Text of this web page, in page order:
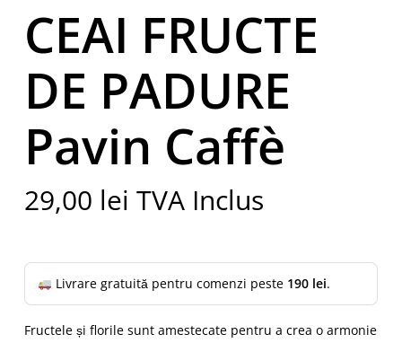
CEAI FRUCTE
DE PADURE
Pavin Caffè
29,00 lei TVA Inclus
Livrare gratuită pentru comenzi peste 190 lei.
Fructele și florile sunt amestecate pentru a crea o armonie